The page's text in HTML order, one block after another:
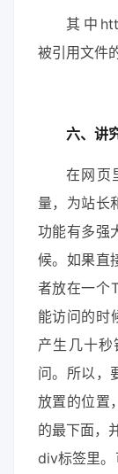
其中
被引用文件
六、讲
在网页
量，为站长
功能有多强
候。如果直
者放在一个
能访问的时
产生几十
问。所以，
放置的位置
的最下面，
div标签里。